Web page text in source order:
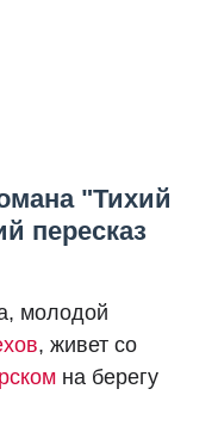
"Тихий
пересказ
молодой
, живет со
на берегу